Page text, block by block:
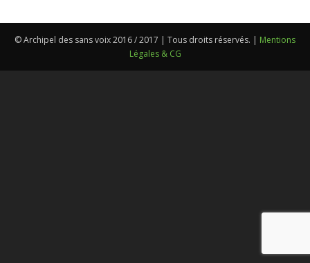
© Archipel des sans voix 2016 / 2017 | Tous droits réservés. | Mentions
Légales & CG